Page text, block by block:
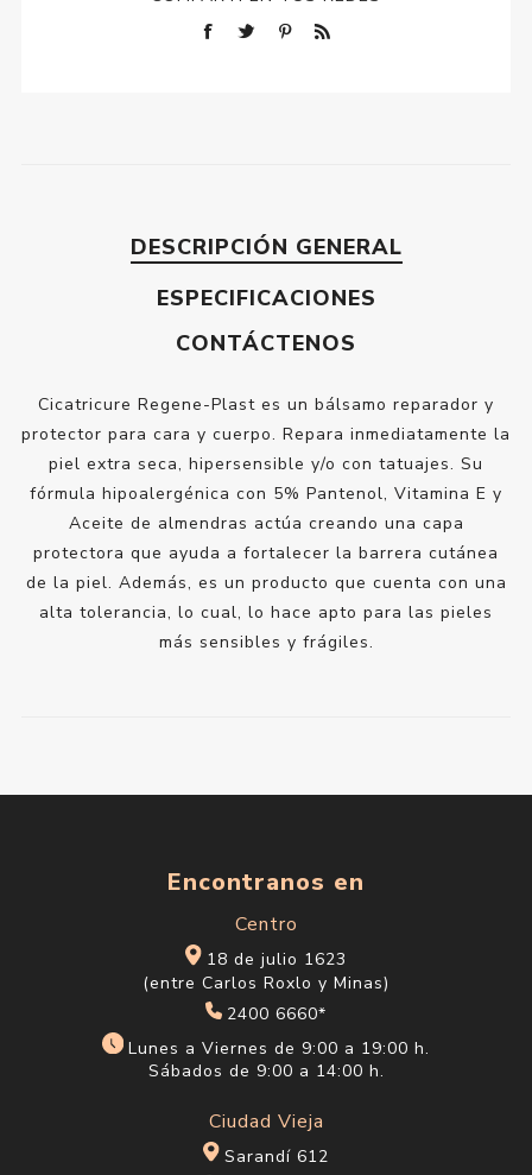
DESCRIPCIÓN GENERAL
ESPECIFICACIONES
CONTÁCTENOS
Cicatricure Regene-Plast es un bálsamo reparador y
protector para cara y cuerpo. Repara inmediatamente la
piel extra seca, hipersensible y/o con tatuajes. Su
fórmula hipoalergénica con 5% Pantenol, Vitamina E y
Aceite de almendras actúa creando una capa
protectora que ayuda a fortalecer la barrera cutánea
de la piel. Además, es un producto que cuenta con una
alta tolerancia, lo cual, lo hace apto para las pieles
más sensibles y frágiles.
Encontranos en
Centro
18 de julio 1623
(entre Carlos Roxlo y Minas)
2400 6660*
Lunes a Viernes de 9:00 a 19:00 h.
Sábados de 9:00 a 14:00 h.
Ciudad Vieja
Sarandí 612